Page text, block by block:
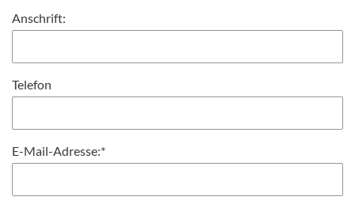
Anschrift:
Telefon
E-Mail-Adresse:*